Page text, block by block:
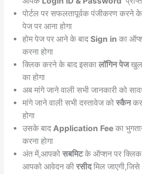
पोर्टल पर सफलतापूर्वक पंजीकरण करने के
पेज पर आना होगा
होम पेज पर आने के बाद Sign in का
करना होगा
क्लिक करने के बाद इसका लॉगिन पेजखुल
का होगा
अब मांगे जाने वाली सभी जानकारी को
मांगे जाने वाली सभी दस्तावेज को स्कैन
होगा
उसके बाद Application Fee का
करना होगा
अंत में,आपको सबमिटके ऑप्शन पर क्लिक
आपको आवेदन की रसीदमिल